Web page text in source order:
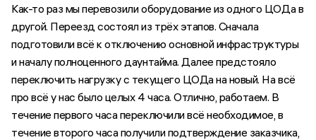
Как-то раз мы перевозили оборудование из одного ЦОДа в
другой. Переезд состоял из трёх этапов. Сначала
подготовили всё к отключению основной инфраструктуры
и началу полноценного даунтайма. Далее предстояло
переключить нагрузку с текущего ЦОДа на новый. На всё
про всё у нас было целых 4 часа. Отлично, работаем. В
течение первого часа переключили всё необходимое, в
течение второго часа получили подтверждение заказчика,